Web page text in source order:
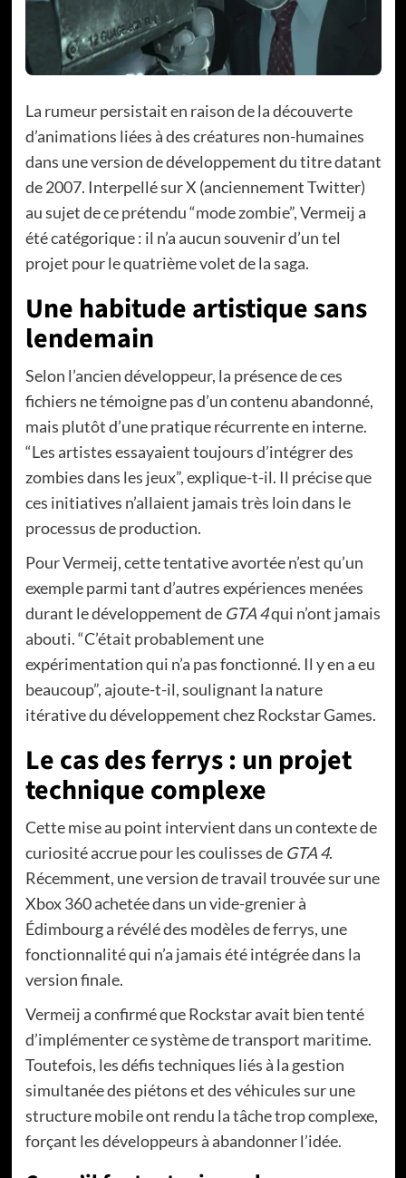
La rumeur persistait en raison de la découverte
d’animations liées à des créatures non-humaines
dans une version de développement du titre datant
de 2007. Interpellé sur X (anciennement Twitter)
au sujet de ce prétendu “mode zombie”, Vermeij a
été catégorique : il n’a aucun souvenir d’un tel
projet pour le quatrième volet de la saga.
Une habitude artistique sans
lendemain
Selon l’ancien développeur, la présence de ces
fichiers ne témoigne pas d’un contenu abandonné,
mais plutôt d’une pratique récurrente en interne.
“Les artistes essayaient toujours d’intégrer des
zombies dans les jeux”, explique-t-il. Il précise que
ces initiatives n’allaient jamais très loin dans le
processus de production.
Pour Vermeij, cette tentative avortée n’est qu’un
exemple parmi tant d’autres expériences menées
durant le développement de GTA 4qui n’ont jamais
abouti. “C’était probablement une
expérimentation qui n’a pas fonctionné. Il y en a eu
beaucoup”, ajoute-t-il, soulignant la nature
itérative du développement chez Rockstar Games.
Le cas des ferrys : un projet
technique complexe
Cette mise au point intervient dans un contexte de
curiosité accrue pour les coulisses de GTA 4.
Récemment, une version de travail trouvée sur une
Xbox 360 achetée dans un vide-grenier à
Édimbourg a révélé des modèles de ferrys, une
fonctionnalité qui n’a jamais été intégrée dans la
version finale.
Vermeij a confirmé que Rockstar avait bien tenté
d’implémenter ce système de transport maritime.
Toutefois, les défis techniques liés à la gestion
simultanée des piétons et des véhicules sur une
structure mobile ont rendu la tâche trop complexe,
forçant les développeurs à abandonner l’idée.